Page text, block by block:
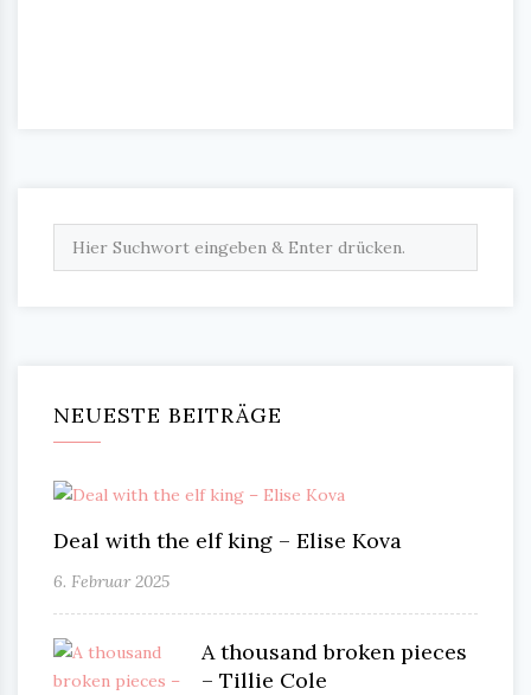
NEUESTE BEITRÄGE
Deal with the elf king – Elise Kova
6. Februar 2025
A thousand broken pieces
– Tillie Cole